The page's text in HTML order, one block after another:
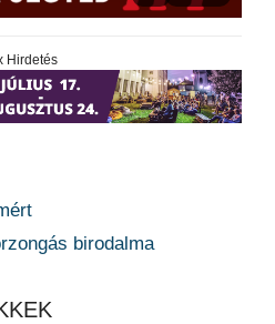
Hirdetés
birodalma